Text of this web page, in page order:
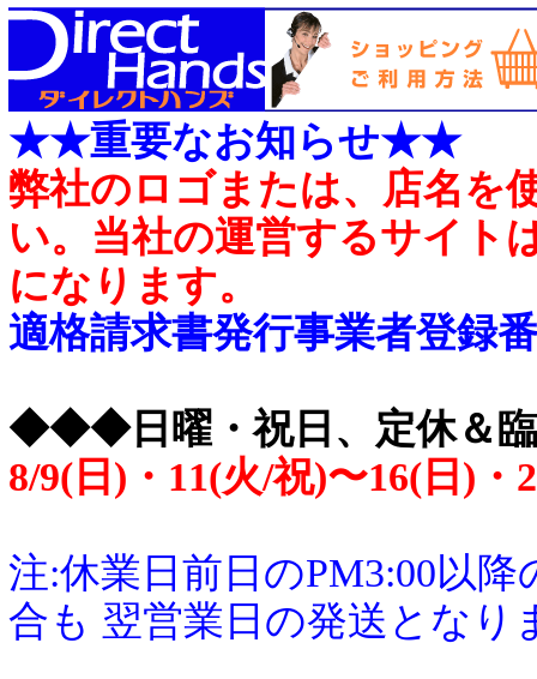
★★重要なお知らせ★★
弊社のロゴまたは、店名を
い。当社の運営するサイト
になります。
適格請求書発行事業者登録
◆◆◆日曜・祝日、定休＆
8/9(日)・11(火/祝)〜16(日)
注:休業日前日のPM3:00以
合も 翌営業日の発送となり